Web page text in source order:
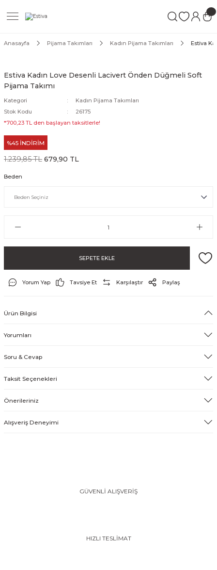
Mayo
Anasayfa Pijama Takımları Kadın Pijama Takımları Estiva
Estiva Kadın Love Desenli Lacivert Önden Düğmeli Soft
Pijama Takımı
Kategori
Kadın Pijama Takımları
Stok Kodu
26175
*700,23 TL den başlayan taksitlerle!
%45 İNDİRİM
1.239,85 TL 679,90 TL
Beden
SEPETE EKLE
Yorum Yap Tavsiye Et Karşılaştır Paylaş
Ürün Bilgisi
Yorumları
Soru & Cevap
Taksit Seçenekleri
Önerileriniz
Alışveriş Deneyimi
GÜVENLİ ALIŞVERİŞ
HIZLI TESLİMAT